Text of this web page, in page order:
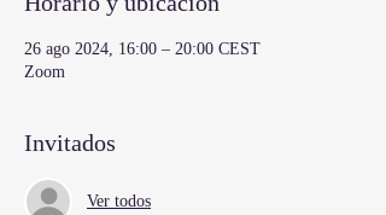
26 ago 2024, 16:00 – 20:00 CEST
Zoom
Invitados
Ver todos